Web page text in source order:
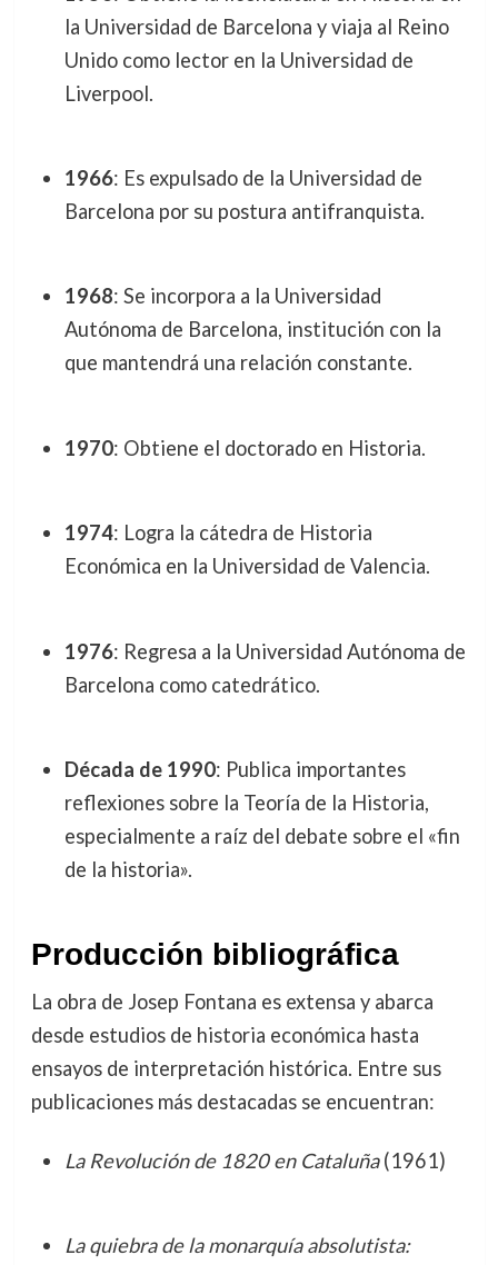
la Universidad de Barcelona y viaja al Reino
Unido como lector en la Universidad de
Liverpool.
1966: Es expulsado de la Universidad de
Barcelona por su postura antifranquista.
1968: Se incorpora a la Universidad
Autónoma de Barcelona, institución con la
que mantendrá una relación constante.
1970: Obtiene el doctorado en Historia.
1974: Logra la cátedra de Historia
Económica en la Universidad de Valencia.
1976: Regresa a la Universidad Autónoma de
Barcelona como catedrático.
Década de 1990: Publica importantes
reflexiones sobre la Teoría de la Historia,
especialmente a raíz del debate sobre el «fin
de la historia».
Producción bibliográfica
La obra de Josep Fontana es extensa y abarca
desde estudios de historia económica hasta
ensayos de interpretación histórica. Entre sus
publicaciones más destacadas se encuentran:
La Revolución de 1820 en Cataluña(1961)
La quiebra de la monarquía absolutista: